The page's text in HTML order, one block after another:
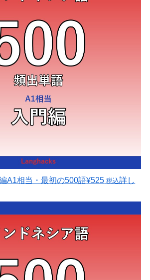
A1相当・最初の500語¥525 税込詳し